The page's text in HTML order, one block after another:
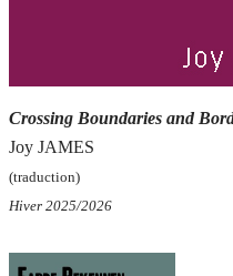
Crossing Boundaries and
Joy JAMES
(traduction)
Hiver 2025/2026